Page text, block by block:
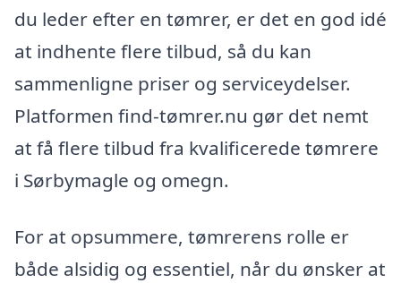
du leder efter en tømrer, er det en god idé
at indhente flere tilbud, så du kan
sammenligne priser og serviceydelser.
Platformen find-tømrer.nu gør det nemt
at få flere tilbud fra kvalificerede tømrere
i Sørbymagle og omegn.
For at opsummere, tømrerens rolle er
både alsidig og essentiel, når du ønsker at